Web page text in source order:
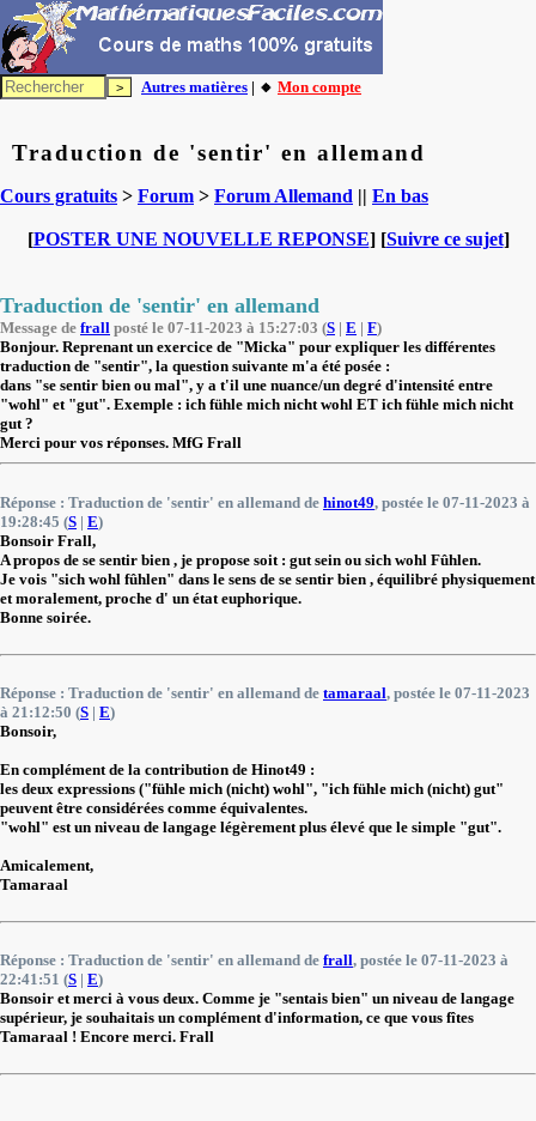
Autres matières | 🔸 Mon compte
Traduction de 'sentir' en allemand
Cours gratuits > Forum > Forum Allemand || En bas
[POSTER UNE NOUVELLE REPONSE] [Suivre ce sujet]
Traduction de 'sentir' en allemand
Message de frall posté le 07-11-2023 à 15:27:03 (S | E | F)
Bonjour. Reprenant un exercice de "Micka" pour expliquer les différentes
traduction de "sentir", la question suivante m'a été posée :
dans "se sentir bien ou mal", y a t'il une nuance/un degré d'intensité entre
"wohl" et "gut". Exemple : ich fühle mich nicht wohl ET ich fühle mich nicht
gut ?
Merci pour vos réponses. MfG Frall
Réponse : Traduction de 'sentir' en allemand de hinot49, postée le 07-11-2023 à
19:28:45 (S | E)
Bonsoir Frall,
A propos de se sentir bien , je propose soit : gut sein ou sich wohl Fûhlen.
Je vois "sich wohl fûhlen" dans le sens de se sentir bien , équilibré physiquement
et moralement, proche d' un état euphorique.
Bonne soirée.
Réponse : Traduction de 'sentir' en allemand de tamaraal, postée le 07-11-2023
à 21:12:50 (S | E)
Bonsoir,
En complément de la contribution de Hinot49 :
les deux expressions ("fühle mich (nicht) wohl", "ich fühle mich (nicht) gut"
peuvent être considérées comme équivalentes.
"wohl" est un niveau de langage légèrement plus élevé que le simple "gut".
Amicalement,
Tamaraal
Réponse : Traduction de 'sentir' en allemand de frall, postée le 07-11-2023 à
22:41:51 (S | E)
Bonsoir et merci à vous deux. Comme je "sentais bien" un niveau de langage
supérieur, je souhaitais un complément d'information, ce que vous fîtes
Tamaraal ! Encore merci. Frall